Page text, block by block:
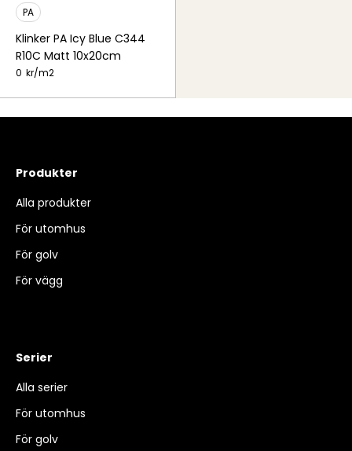
PA
Klinker PA Icy Blue C344
R10C Matt 10x20cm
0 kr/m2
Produkter
Alla produkter
För utomhus
För golv
För vägg
Serier
Alla serier
För utomhus
För golv